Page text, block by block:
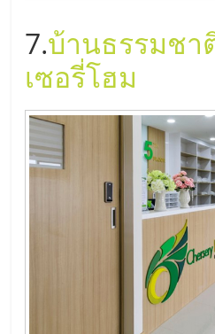
7.บ้านธรรมชา
เซอรี่โฮม